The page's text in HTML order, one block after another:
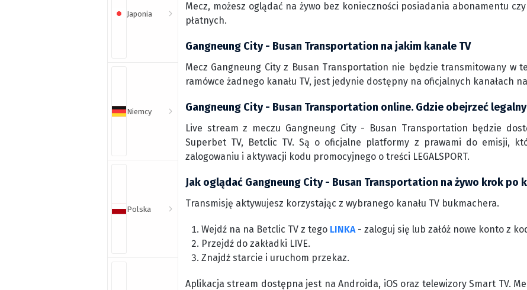
Japonia
Niemcy
Polska
Mecz, możesz oglądać na żywo bez konieczności posiadania abonamentu
płatnych.
Gangneung City - Busan Transportation na jakim kanale TV
Mecz Gangneung City z Busan Transportation nie będzie transmitowany w
ramówce żadnego kanału TV, jest jedynie dostępny na oficjalnych kanałach
Gangneung City - Busan Transportation online. Gdzie obejrzeć
Live stream z meczu Gangneung City - Busan Transportation będzie
Superbet TV, Betclic TV. Są o oficjalne platformy z prawami do emisji,
zalogowaniu i aktywacji kodu promocyjnego o treści LEGALSPORT.
Jak oglądać Gangneung City - Busan Transportation na żywo krok po
Transmisję aktywujesz korzystając z wybranego kanału TV bukmachera.
Wejdź na na Betclic TV z tego LINKA- zaloguj się lub załóż nowe konto z
Przejdź do zakładki LIVE.
Znajdź starcie i uruchom przekaz.
Aplikacja stream dostępna jest na Androida, iOS oraz telewizory Smart TV.